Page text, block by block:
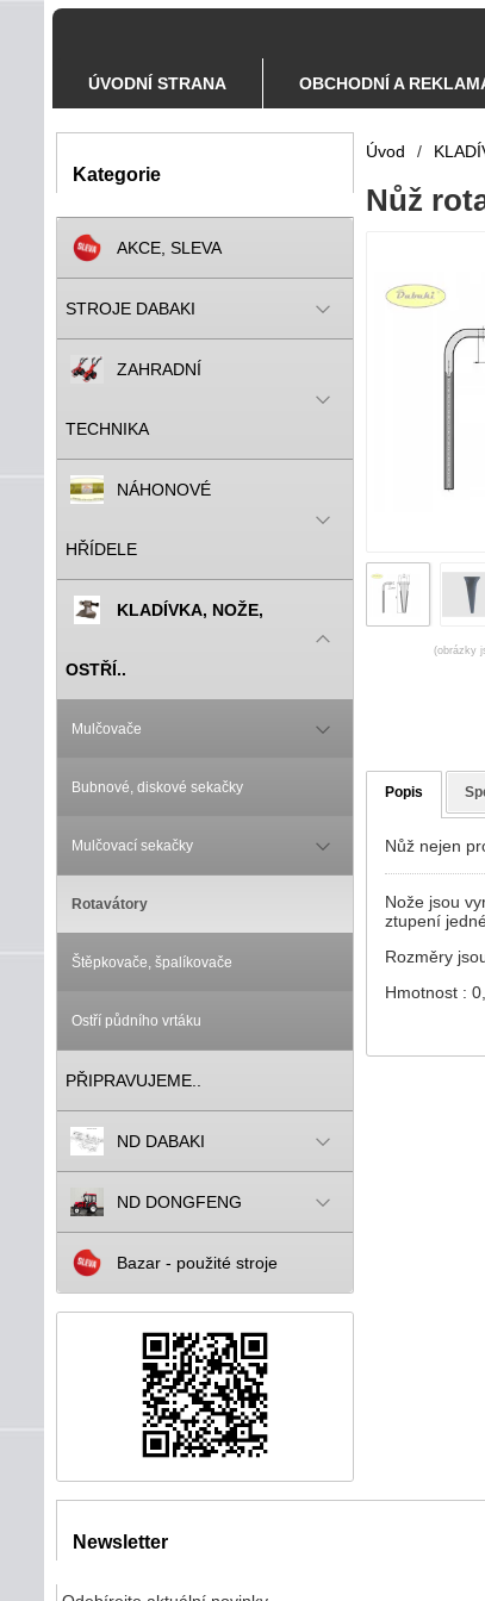
ÚVODNÍ STRANA OBCHODNÍ A
Kategorie
AKCE, SLEVA
STROJE DABAKI
ZAHRADNÍ
TECHNIKA
NÁHONOVÉ
HŘÍDELE
KLADÍVKA, NOŽE,
OSTŘÍ..
Mulčovače
Bubnové, diskové sekačky
Mulčovací sekačky
Rotavátory
Štěpkovače, špalíkovače
Ostří půdního vrtáku
PŘIPRAVUJEME..
ND DABAKI
ND DONGFENG
Bazar - použité stroje
Úvod /
Nůž
(obrázky
Popis
Nůž nejen
Nože jsou
ztupení
Rozměry
Hmotnost :
Newsletter